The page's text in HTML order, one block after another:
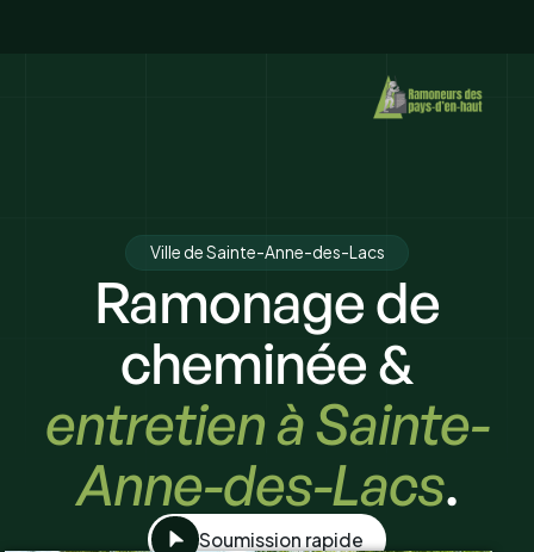
Ville de Sainte-Anne-des-Lacs
Ramonage de
cheminée &
entretien à Sainte-
Anne-des-Lacs.
Soumission rapide